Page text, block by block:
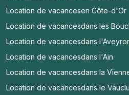
Location de vacancesen Côte-d'Or
Location de vacancesdans les
Location de vacancesdans
Location de vacancesdans l'Ain
Location de vacancesdans la
Location de vacancesdans le